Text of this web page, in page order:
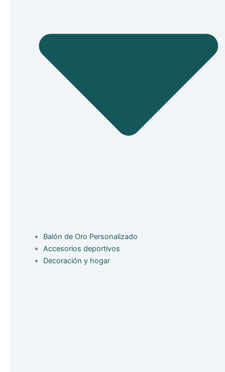
Balón de Oro Personalizado
Accesorios deportivos
Decoración y hogar